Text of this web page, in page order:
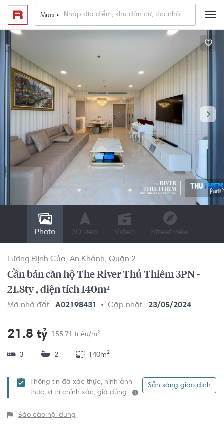
Mua •
Photo 3D view Video Street view
Lương Định Của An Khánh Quận 2
Cần bán căn hộ The River Thủ Thiêm 3PN -
21.8ty , diện tích 140m²
Mã nhà đất: A02198431 Cập nhật: 23/05/2024
21.8 tỷ 155.71 triệu/m²
3 2 140m²
Thông tin đã xác thực, hình ảnh
thực, vị trí chính xác, giá đúng
Sẵn sàng giao dịch
Báo cáo nội dung